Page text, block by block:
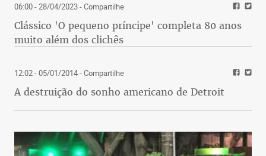
06:00 - 28/04/2023- Compartilhe
Clássico 'O pequeno príncipe' completa 80 anos
muito além dos clichês
12:02 - 05/01/2014- Compartilhe
A destruição do sonho americano de Detroit